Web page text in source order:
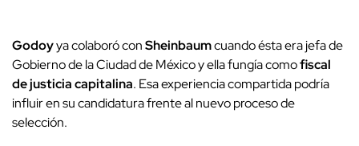
Godoyya colaboró conSheinbaumcuando ésta era jefa de
Gobierno de la Ciudad de México y ella fungía comofiscal
de justicia capitalina. Esa experiencia compartida podría
influir en su candidatura frente al nuevo proceso de
selección.